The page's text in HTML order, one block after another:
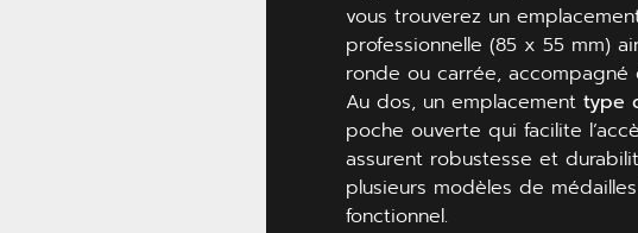
vous trouverez un
professionnelle (85 x 55 mm)
ronde ou carrée,
Au dos, un emplacementtype
poche ouverte qui facilite
assurent robustesse et
plusieurs modèles de
fonctionnel.